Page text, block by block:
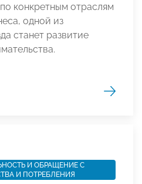
конкретным отраслям
одной из
станет развитие
И ОБРАЩЕНИЕ С
И ПОТРЕБЛЕНИЯ